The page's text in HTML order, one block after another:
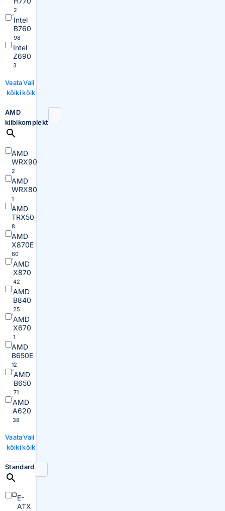
2
Intel
B760
98
Intel
Z690
3
Vaata
kõiki
Vali
kõik
AMD
kiibikomplekt
AMD
WRX90
2
AMD
WRX80
1
AMD
TRX50
8
AMD
X870E
60
AMD
X870
42
AMD
B840
25
AMD
X670
1
AMD
B650E
12
AMD
B650
71
AMD
A620
38
Vaata
kõiki
Vali
kõik
Standard
E-
ATX